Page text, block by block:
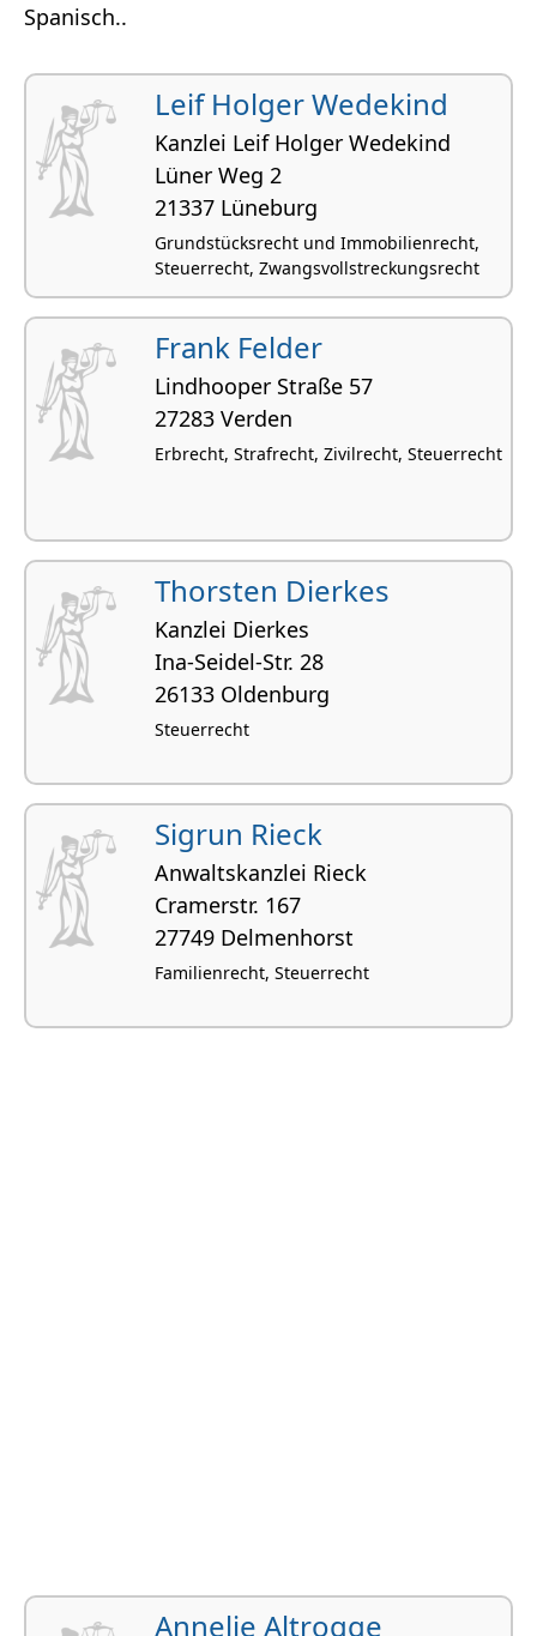
Spanisch..
Leif Holger Wedekind
Kanzlei Leif Holger Wedekind
Lüner Weg 2
21337 Lüneburg
Grundstücksrecht und Immobilienrecht,
Steuerrecht, Zwangsvollstreckungsrecht
Frank Felder
Lindhooper Straße 57
27283 Verden
Erbrecht, Strafrecht, Zivilrecht, Steuerrecht
Thorsten Dierkes
Kanzlei Dierkes
Ina-Seidel-Str. 28
26133 Oldenburg
Steuerrecht
Sigrun Rieck
Anwaltskanzlei Rieck
Cramerstr. 167
27749 Delmenhorst
Familienrecht, Steuerrecht
Annelie Altrogge